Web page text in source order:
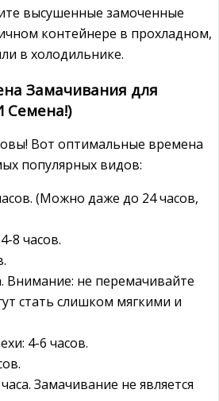
высушенные замоченные
контейнере в прохладном,
в холодильнике.
Замачивания для
Семена!)
Вот оптимальные времена
популярных видов:
(Можно даже до 24 часов,
8 часов.
Внимание: не перемачивайте
стать слишком мягкими и
4-6 часов.
Замачивание не является